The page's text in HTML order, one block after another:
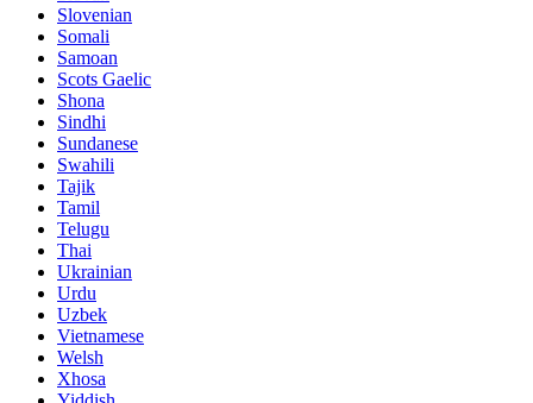
Slovenian
Somali
Samoan
Scots Gaelic
Shona
Sindhi
Sundanese
Swahili
Tajik
Tamil
Telugu
Thai
Ukrainian
Urdu
Uzbek
Vietnamese
Welsh
Xhosa